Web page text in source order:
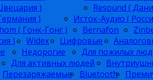
)
Resound (
)
Исток-Аудио (
( Гонк-Гонг )
Bernafon
)
Widex Цифровые
Недорогие
Для пожилых
Для активных людей
Перезаряжаемые Bluetooth